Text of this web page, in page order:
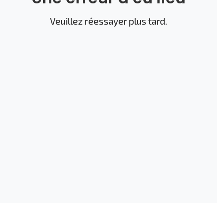
Veuillez réessayer plus tard.